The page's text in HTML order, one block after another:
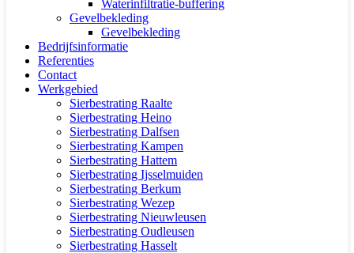
Waterinfiltratie-buffering
Gevelbekleding
Gevelbekleding
Bedrijfsinformatie
Referenties
Contact
Werkgebied
Sierbestrating Raalte
Sierbestrating Heino
Sierbestrating Dalfsen
Sierbestrating Kampen
Sierbestrating Hattem
Sierbestrating Ijsselmuiden
Sierbestrating Berkum
Sierbestrating Wezep
Sierbestrating Nieuwleusen
Sierbestrating Oudleusen
Sierbestrating Hasselt